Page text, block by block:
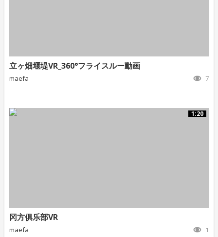
立ヶ畑堰堤VR_360°フライスルー動画
maefa 7
1:20
冈方俱乐部VR
maefa 1